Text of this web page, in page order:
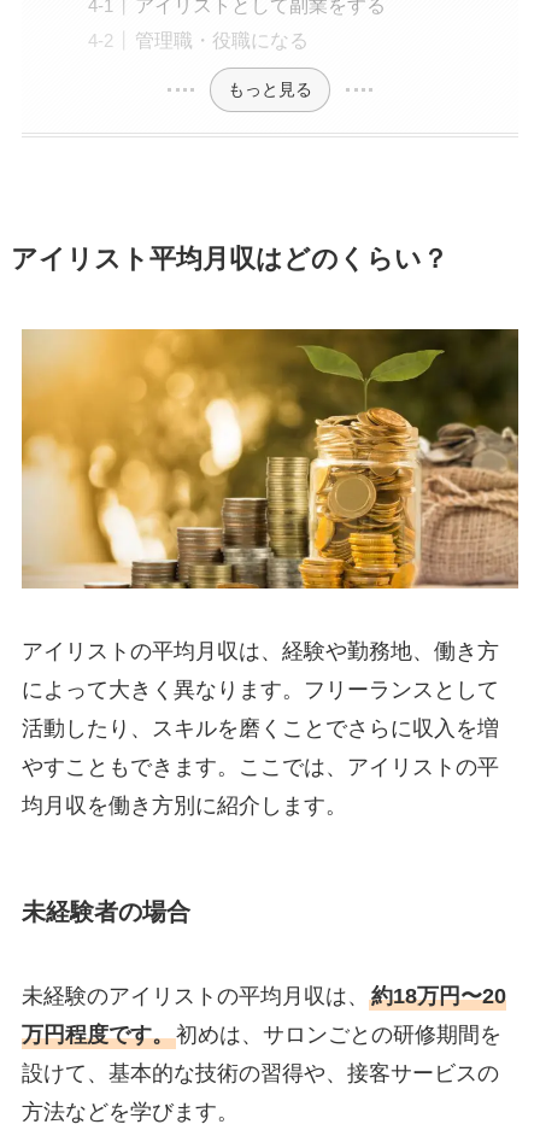
アイリストとして副業をする
管理職・役職になる
もっと見る
アイリスト平均月収はどのくらい？
アイリストの平均月収は、経験や勤務地、働き方
によって大きく異なります。フリーランスとして
活動したり、スキルを磨くことでさらに収入を増
やすこともできます。ここでは、アイリストの平
均月収を働き方別に紹介します。
未経験者の場合
未経験のアイリストの平均月収は、 約18万円〜20
万円程度です。初めは、サロンごとの研修期間を
設けて、基本的な技術の習得や、接客サービスの
方法などを学びます。